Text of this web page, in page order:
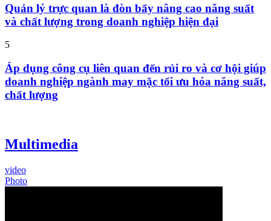
Quản lý trực quan là đòn bẩy nâng cao năng suất
và chất lượng trong doanh nghiệp hiện đại
5
Áp dụng công cụ liên quan đến rủi ro và cơ hội giúp
doanh nghiệp ngành may mặc tối ưu hóa năng suất,
chất lượng
Multimedia
video
Photo